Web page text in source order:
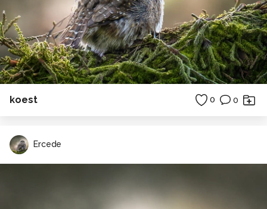
koest 0 0
Ercede